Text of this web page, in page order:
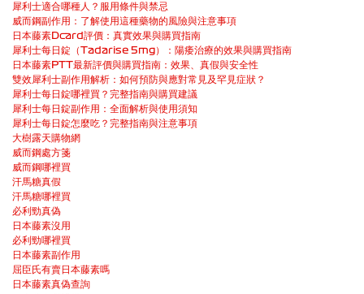
犀利士適合哪種人？服用條件與禁忌
威而鋼副作用：了解使用這種藥物的風險與注意事項
日本藤素Dcard評價：真實效果與購買指南
犀利士每日錠（Tadarise 5mg）：陽痿治療的效果與購買指南
日本藤素PTT最新評價與購買指南：效果、真假與安全性
雙效犀利士副作用解析：如何預防與應對常見及罕見症狀？
犀利士每日錠哪裡買？完整指南與購買建議
犀利士每日錠副作用：全面解析與使用須知
犀利士每日錠怎麼吃？完整指南與注意事項
大樹露天購物網
威而鋼處方箋
威而鋼哪裡買
汗馬糖真假
汗馬糖哪裡買
必利勁真偽
日本藤素沒用
必利勁哪裡買
日本藤素副作用
屈臣氏有賣日本藤素嗎
日本藤素真偽查詢